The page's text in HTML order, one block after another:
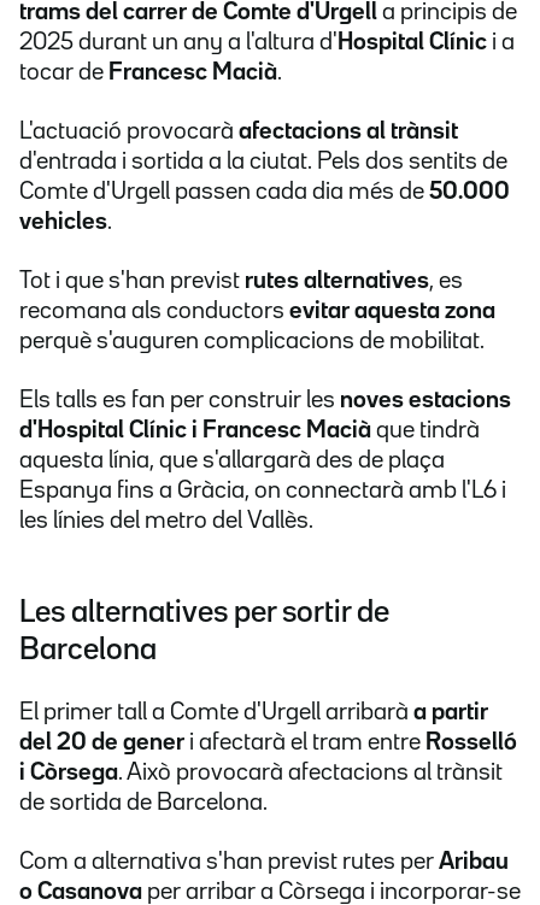
trams del carrer de Comte d'Urgell a principis de
2025 durant un any a l'altura d' Hospital Clínic i a
tocar de Francesc Macià.
L'actuació provocarà afectacions al trànsit
d'entrada i sortida a la ciutat. Pels dos sentits de
Comte d'Urgell passen cada dia més de 50.000
vehicles.
Tot i que s'han previst rutes alternatives, es
recomana als conductors evitar aquesta zona
perquè s'auguren complicacions de mobilitat.
Els talls es fan per construir les noves estacions
d'Hospital Clínic i Francesc Macià que tindrà
aquesta línia, que s'allargarà des de plaça
Espanya fins a Gràcia, on connectarà amb l'L6 i
les línies del metro del Vallès.
Les alternatives per sortir de
Barcelona
El primer tall a Comte d'Urgell arribarà a partir
del 20 de gener i afectarà el tram entre Rosselló
i Còrsega. Això provocarà afectacions al trànsit
de sortida de Barcelona.
Com a alternativa s'han previst rutes per Aribau
o Casanova per arribar a Còrsega i incorporar-se